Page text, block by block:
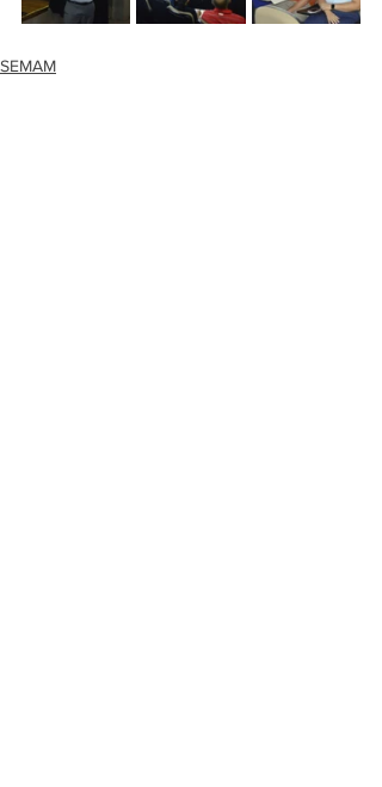
SEMAM